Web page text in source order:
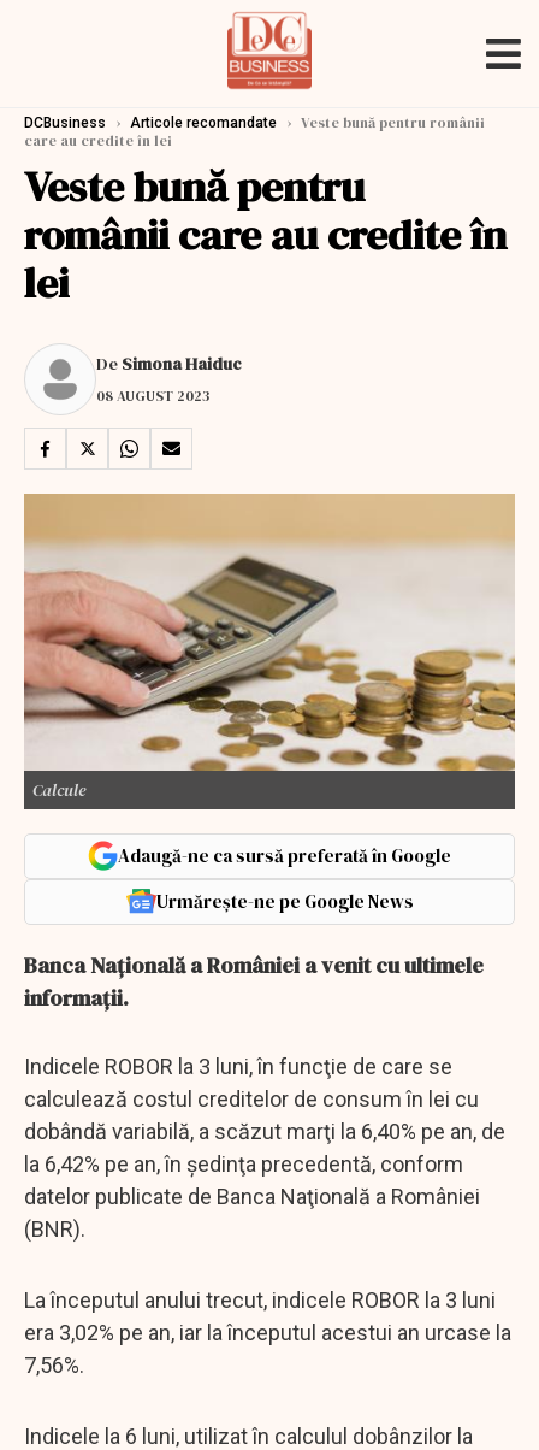
DCBusiness › Articole recomandate › Veste bună pentru românii
care au credite în lei
Veste bună pentru
românii care au credite în
lei
De Simona Haiduc
08 AUGUST 2023
Calcule
Adaugă-ne ca sursă preferată în Google
Urmărește-ne pe Google News
Banca Națională a României a venit cu ultimele
informații.
Indicele ROBOR la 3 luni, în funcţie de care se
calculează costul creditelor de consum în lei cu
dobândă variabilă, a scăzut marţi la 6,40% pe an, de
la 6,42% pe an, în şedinţa precedentă, conform
datelor publicate de Banca Naţională a României
(BNR).
La începutul anului trecut, indicele ROBOR la 3 luni
era 3,02% pe an, iar la începutul acestui an urcase la
7,56%.
Indicele la 6 luni, utilizat în calculul dobânzilor la